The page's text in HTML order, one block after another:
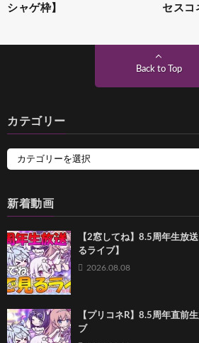
シャゲ枠】
セスコ
Back to Top
カテゴリー
新着動画
【2窓してね】8.5周年生放
るライブ】
2026.08.08
【プリコネR】8.5周年直前
ブ